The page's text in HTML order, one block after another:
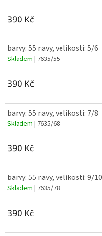
390 Kč
barvy: 55 navy, velikosti: 5/6
Skladem | 7635/55
390 Kč
barvy: 55 navy, velikosti: 7/8
Skladem | 7635/68
390 Kč
barvy: 55 navy, velikosti: 9/10
Skladem | 7635/78
390 Kč